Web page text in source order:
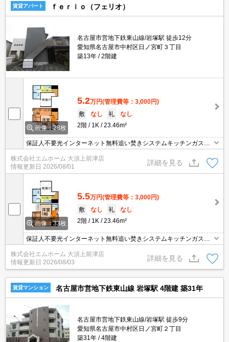
賃貸アパート ｆｅｒｉｏ（フェリオ）
名古屋市営地下鉄東山線/岩塚駅 徒歩12分
愛知県名古屋市中村区日ノ宮町３丁目
築13年
2階建
画像：28枚
5.2万円(管理費等：3,000円)
敷
なし 礼
なし
2階
1K 23.46m²
保証人不要光インターネット無料追い焚きシステムキッチンガス2
口温水洗浄暖房便座
株式会社エムホーム 大須上前津店
情報更新日 2026/08/01
詳細を見る
画像：33枚
5.5万円(管理費等：3,000円)
敷
なし 礼
なし
2階
1K 23.46m²
保証人不要光インターネット無料追い焚きシステムキッチンガス2
口温水洗浄暖房便座
株式会社エムホーム 大須上前津店
情報更新日 2026/08/03
詳細を見る
賃貸マンション 名古屋市営地下鉄東山線 岩塚駅 4階建 築31年
名古屋市営地下鉄東山線/岩塚駅 徒歩9分
愛知県名古屋市中村区日ノ宮町２丁目
築31年
4階建